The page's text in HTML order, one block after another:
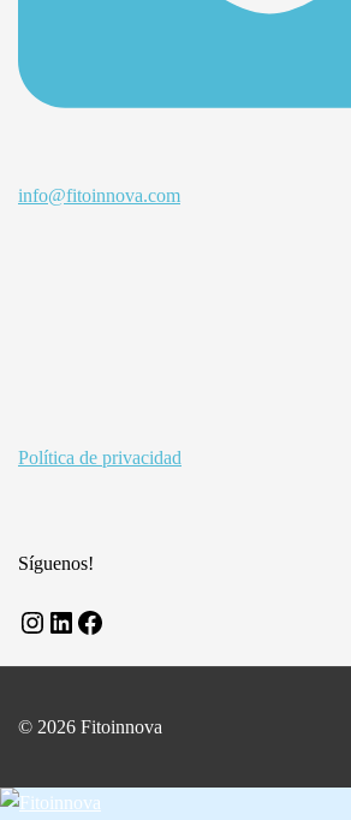
info@fitoinnova.com
Política de privacidad
Síguenos!
Instagram
LinkedIn
Facebook
© 2026 Fitoinnova